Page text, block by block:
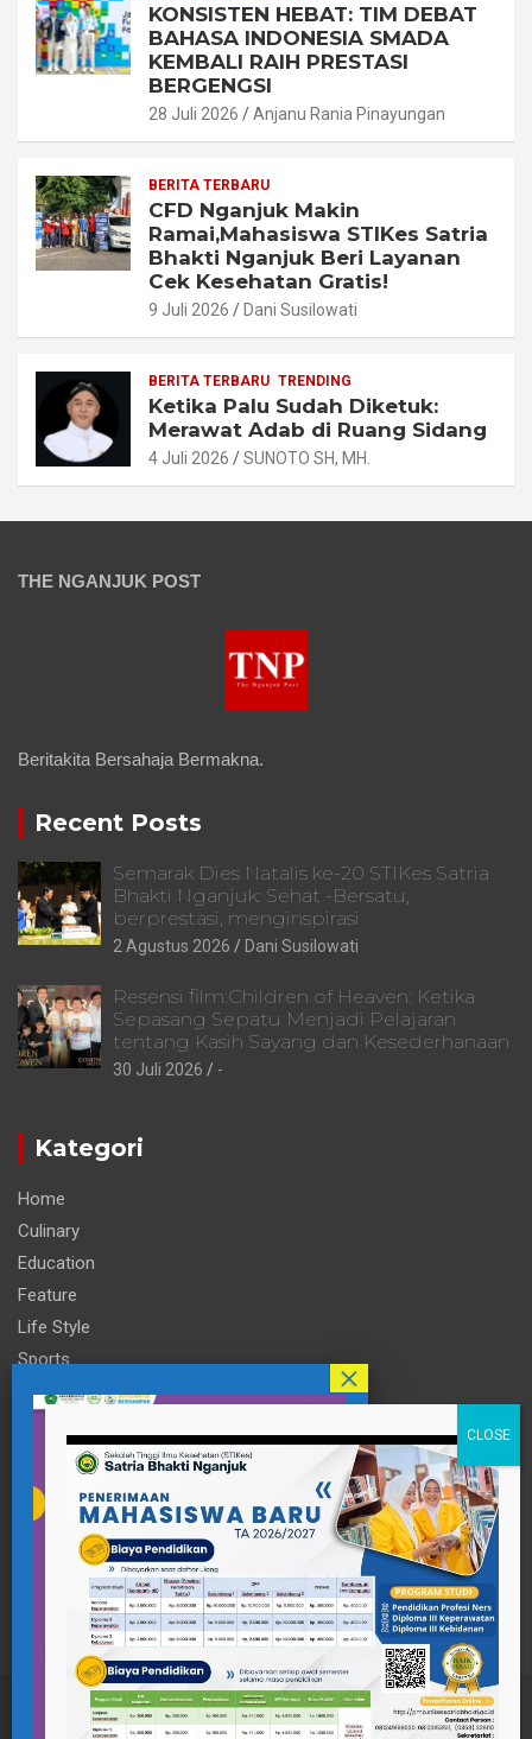
KONSISTEN HEBAT: TIM DEBAT
BAHASA INDONESIA SMADA
KEMBALI RAIH PRESTASI
BERGENGSI
28 Juli 2026 Anjanu Rania Pinayungan
BERITA TERBARU
CFD Nganjuk Makin
Ramai,Mahasiswa STIKes Satria
Bhakti Nganjuk Beri Layanan
Cek Kesehatan Gratis!
9 Juli 2026 Dani Susilowati
BERITA TERBARU TRENDING
Ketika Palu Sudah Diketuk:
Merawat Adab di Ruang Sidang
4 Juli 2026 SUNOTO SH, MH.
THE NGANJUK POST
Beritakita Bersahaja Bermakna.
Recent Posts
Semarak Dies Natalis ke-20 STIKes Satria
Bhakti Nganjuk: Sehat -Bersatu,
berprestasi, menginspirasi
2 Agustus 2026 Dani Susilowati
Resensi film:Children of Heaven: Ketika
Sepasang Sepatu Menjadi Pelajaran
tentang Kasih Sayang dan Kesederhanaan
30 Juli 2026 -
Kategori
Home
Culinary
Education
Feature
Life Style
Sports
Technology
Informasi
Contact Person
pttigaanaknagari@gmail.com
Telp : +62 857-3515-2922